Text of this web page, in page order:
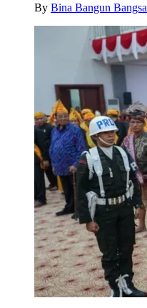
By Bina Bangun Bangsa